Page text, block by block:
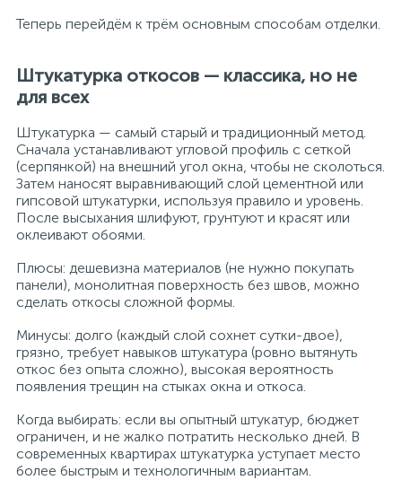
Теперь перейдём к трём основным способам отделки.
Штукатурка откосов — классика, но не
для всех
Штукатурка — самый старый и традиционный метод.
Сначала устанавливают угловой профиль с сеткой
(серпянкой) на внешний угол окна, чтобы не сколоться.
Затем наносят выравнивающий слой цементной или
гипсовой штукатурки, используя правило и уровень.
После высыхания шлифуют, грунтуют и красят или
оклеивают обоями.
Плюсы: дешевизна материалов (не нужно покупать
панели), монолитная поверхность без швов, можно
сделать откосы сложной формы.
Минусы: долго (каждый слой сохнет сутки-двое),
грязно, требует навыков штукатура (ровно вытянуть
откос без опыта сложно), высокая вероятность
появления трещин на стыках окна и откоса.
Когда выбирать: если вы опытный штукатур, бюджет
ограничен, и не жалко потратить несколько дней. В
современных квартирах штукатурка уступает место
более быстрым и технологичным вариантам.